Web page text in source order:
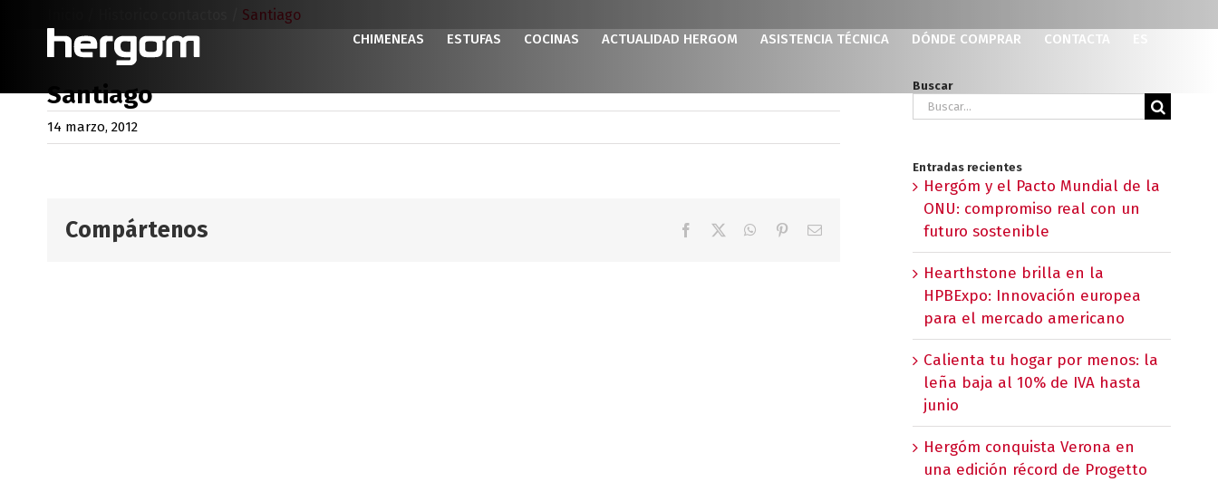
contenido
CHIMENEAS ESTUFAS COCINAS ACTUALIDAD HERGOM ASISTENCIA TÉCNICA DÓNDE COMPRAR CONTACTA
Santiago
Santiago
14 marzo, 2012
Compártenos Facebook WhatsApp
PinterestCorreo
Buscar
Buscar:
Entradas recientes
Hergóm y el Pacto Mundial de la
ONU: compromiso real con un
futuro sostenible
Hearthstone brilla en la
HPBExpo: Innovación europea
para el mercado americano
Calienta tu hogar por menos: la
leña baja al 10% de IVA hasta
junio
Hergóm conquista Verona en
una edición récord de Progetto